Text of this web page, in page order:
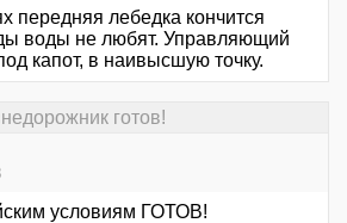
передняя лебедка кончится
воды не любят. Управляющий
капот, в наивысшую точку.
готов!
условиям ГОТОВ!